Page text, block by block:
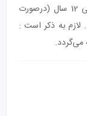
می‌باشد و بازه سنی برای اقامت کودک بین 2 الی 12 سال (درصورت
لازم به ذکر است :
می‌گردد.